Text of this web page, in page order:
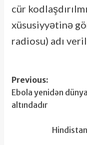
cür
xüsusiyyətinə
radiosu) adı
Post
Previous:
Ebola yenidən
altındadır